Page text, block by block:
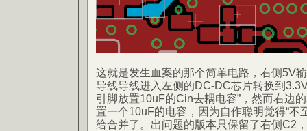
这就是发生血案的那个简单电路，右侧5V
导线导线进入左侧的DC-DC芯片转换到
引脚放置10uF的Cin去耦电容”，然而右边
置一个10uF的电容，因为自作聪明觉得“不
给合并了。出问题的版本只保留了右侧C2